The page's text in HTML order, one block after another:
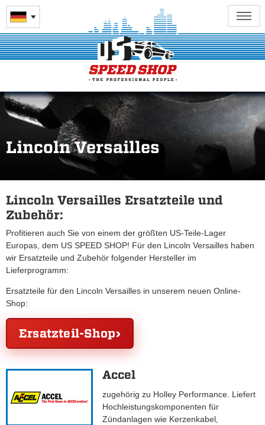
Lincoln Versailles
Lincoln Versailles Ersatzteile und
Zubehör:
Profitieren auch Sie von einem der größten US-Teile-Lager
Europas, dem US SPEED SHOP! Für den Lincoln Versailles haben
wir Ersatzteile und Zubehör folgender Hersteller im
Lieferprogramm:
Ersatzteile für den Lincoln Versailles in unserem neuen Online-
Shop:
Ersatzteil-Shop
Accel
zugehörig zu Holley Performance. Liefert
Hochleistungskomponenten für
Zündanlagen wie Kerzenkabel,